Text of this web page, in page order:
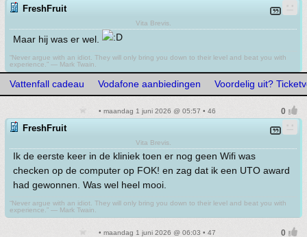
FreshFruit
Vita Brevis.
Maar hij was er wel.
“Never argue with an idiot. They will only bring you down to their level and beat you with
experience.” ― Mark Twain.
Vattenfall cadeau Vodafone aanbiedingen Voordelig uit?
• maandag 1 juni 2026 @ 05:57 • 46
FreshFruit
Vita Brevis.
Ik de eerste keer in de kliniek toen er nog geen Wifi was
checken op de computer op FOK! en zag dat ik een UTO award
had gewonnen. Was wel heel mooi.
“Never argue with an idiot. They will only bring you down to their level and beat you with
experience.” ― Mark Twain.
• maandag 1 juni 2026 @ 06:03 • 47